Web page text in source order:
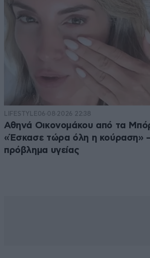
LIFESTYLE06·08·2026 22:38
Αθηνά Οικονομάκου από τα
«Έσκασε τώρα όλη η κούραση»
πρόβλημα υγείας